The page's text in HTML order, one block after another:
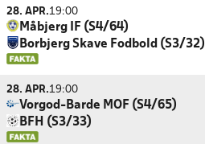
28. APR.19:00
Måbjerg IF (S4/64)
Borbjerg Skave Fodbold (S3/32)
28. APR.19:00
Vorgod-Barde MOF (S4/65)
BFH (S3/33)